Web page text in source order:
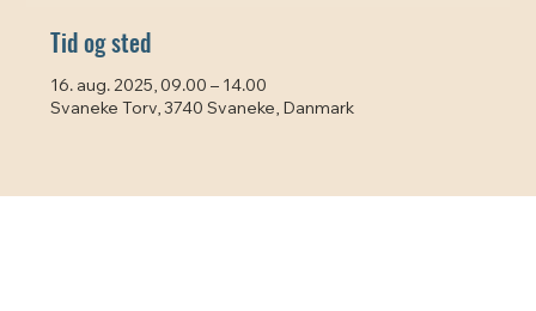
Tid og sted
16. aug. 2025, 09.00 – 14.00
Svaneke Torv, 3740 Svaneke, Danmark